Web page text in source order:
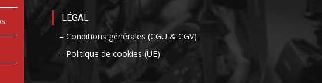
LÉGAL
– Conditions générales (CGU & CGV)
– Politique de cookies (UE)